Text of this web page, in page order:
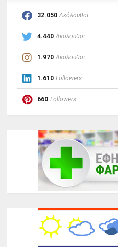
32.050 Ακόλουθοι
4.440 Ακόλουθοι
1.970 Ακόλουθοι
1.610 Followers
660 Followers